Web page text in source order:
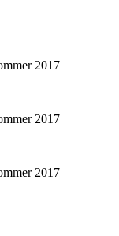
2017
2017
2017